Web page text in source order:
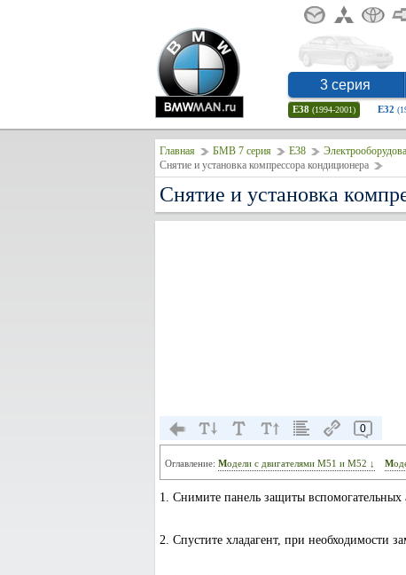
3 серия
E38 (1994-2001) E32
Главная БМВ 7 серия E38
Снятие и установка компрессора кондиционера
Снятие и установка
0
Оглавление: Модели с двигателями M51 и M52 ↓
1. Снимите панель защиты вспомогательных
2. Спустите хладагент, при необходимости